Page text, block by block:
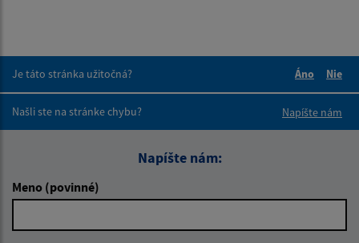
Je táto stránka užitočná?
Áno
Nie
Našli ste na stránke chybu?
Napíšte nám
Napíšte nám:
Meno (povinné)